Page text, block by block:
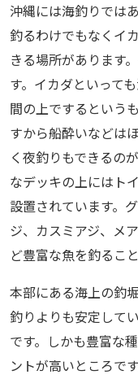
沖縄には海釣りでは
釣るわけでもなくイ
きる場所があります
す。イカダといって
間の上でするという
すから船酔いなどは
く夜釣りもできるの
なデッキの上にはト
設置されています。
ジ、カスミアジ、メ
ど豊富な魚を釣るこ
本部にある海上の釣
釣りよりも安定して
です。しかも豊富な
ントが高いところで